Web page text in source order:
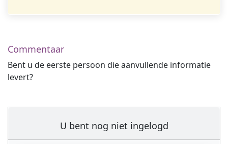
Commentaar
Bent u de eerste persoon die aanvullende informatie
levert?
U bent nog niet ingelogd